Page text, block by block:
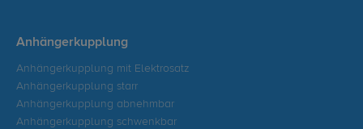
Anhängerkupplung
Anhängerkupplung mit Elektrosatz
Anhängerkupplung starr
Anhängerkupplung abnehmbar
Anhängerkupplung schwenkbar